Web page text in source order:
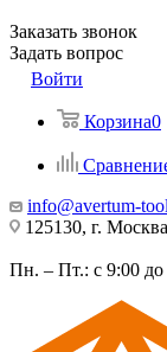
Заказать звонок
Задать вопрос
Войти
Корзина0
info@avertum-
125130, г.
Пн. – Пт.: с 9:00 до